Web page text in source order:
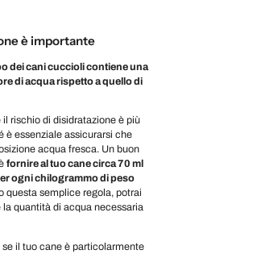
è importante
dei cani cuccioli contiene una
di acqua rispetto a quello di
rischio di disidratazione è più
è essenziale assicurarsi che
acqua fresca. Un buon
fornire al tuo cane circa 70 ml
ogni chilogrammo di peso
questa semplice regola, potrai
quantità di acqua necessaria
il tuo cane è particolarmente